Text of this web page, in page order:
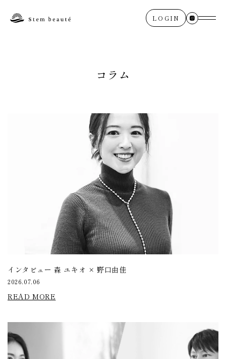
LOGIN
コラム
インタビュー 森 ユキオ × 野口由佳
2026.07.06
READ MORE